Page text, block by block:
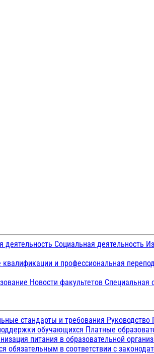
деятельность Социальная деятельность
и профессиональная
Новости факультетов Специальная
стандарты и требования Руководство
обучающихся Платные
питания в образовательной
в соответствии с